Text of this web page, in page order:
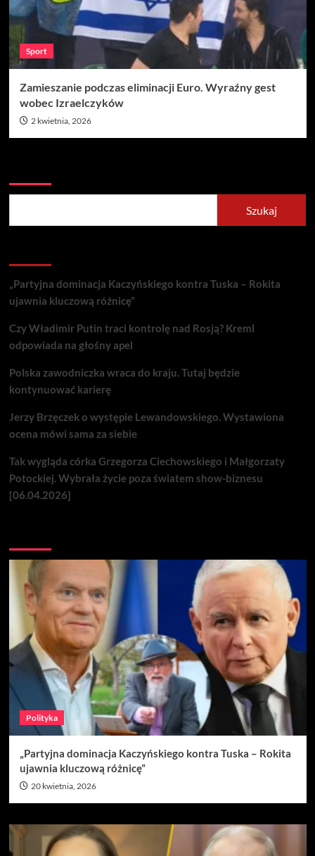
Sport
Zamieszanie podczas eliminacji Euro. Wyraźny gest
wobec Izraelczyków
2 kwietnia, 2026
Szukaj
„Partyjna dominacja Kaczyńskiego kontra Tuska – Rokita
ujawnia kluczową różnicę”
Czy Władimir Putin traci kontrolę nad Rosją? Kreml
odpowiada na głośny apel
Polska zawodniczka wraca do kraju. Tutaj będzie
kontynuować karierę
Jerzy Brzęczek o występie Lewandowskiego. Wystawiona
ocena mówi sama za siebie
Tak wygląda córka Grzegorza Ciechowskiego i Małgorzaty
Potockiej. Wybrała życie poza światem show-biznesu
[06.04.2026]
Polityka
„Partyjna dominacja Kaczyńskiego kontra Tuska – Rokita
ujawnia kluczową różnicę”
20 kwietnia, 2026